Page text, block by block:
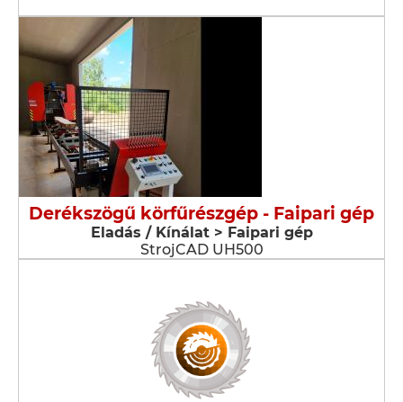
Derékszögű körfűrészgép - Faipari gép
Eladás / Kínálat > Faipari gép
StrojCAD UH500